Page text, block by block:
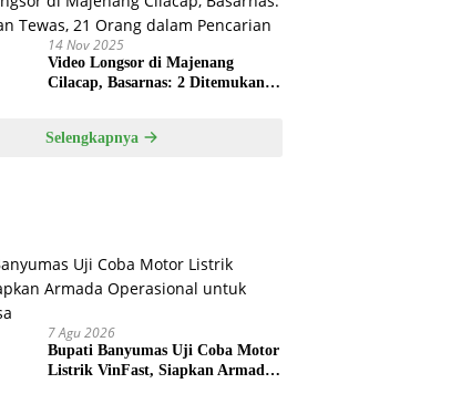
14 Nov 2025
Video Longsor di Majenang
Cilacap, Basarnas: 2 Ditemukan
Selengkapnya
7 Agu 2026
Bupati Banyumas Uji Coba Motor
Listrik VinFast, Siapkan Armada